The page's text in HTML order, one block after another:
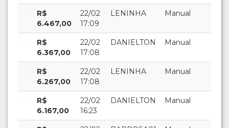
R$
6.467,00
22/02
17:09
LENINHA Manual
R$
6.367,00
22/02
17:08
DANIELTON Manual
R$
6.267,00
22/02
17:08
LENINHA Manual
R$
6.167,00
22/02
16:23
DANIELTON Manual